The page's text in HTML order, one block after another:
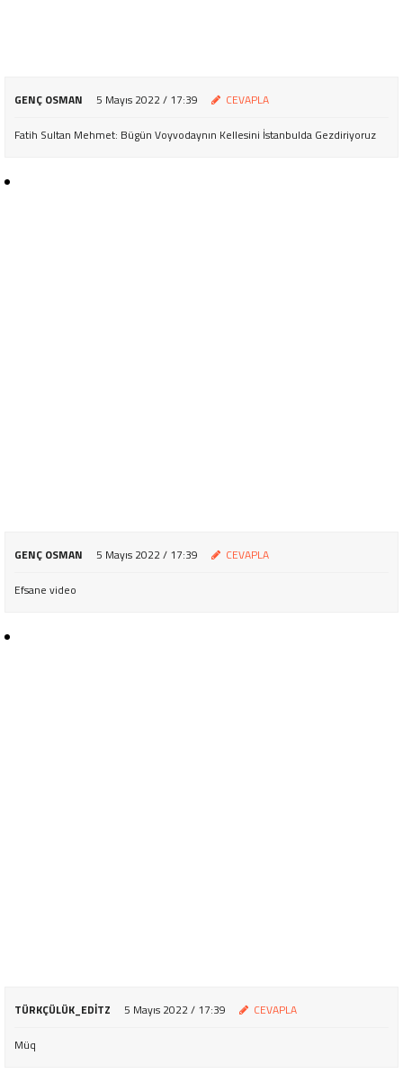
GENÇ OSMAN 5 Mayıs 2022 / 17:39 CEVAPLA
Fatih Sultan Mehmet: Bügün Voyvodaynın Kellesini İstanbulda Gezdiriyoruz
GENÇ OSMAN 5 Mayıs 2022 / 17:39 CEVAPLA
Efsane video
TÜRKÇÜLÜK_EDITZ 5 Mayıs 2022 / 17:39 CEVAPLA
Müq